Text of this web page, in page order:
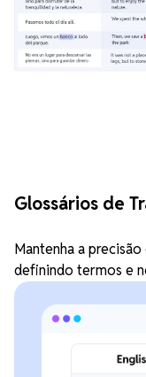
Glossários de
Mantenha a
definindo termos e